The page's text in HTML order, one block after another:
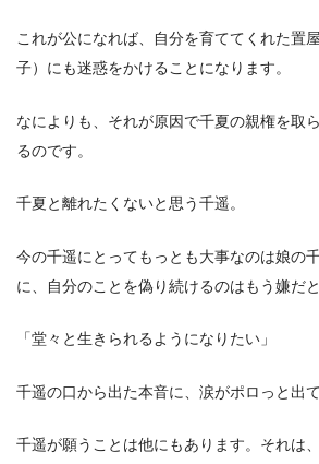
これが公になれば、自分を育ててくれた置
子）にも迷惑をかけることになります。
なによりも、それが原因で千夏の親権を取
るのです。
千夏と離れたくないと思う千遥。
今の千遥にとってもっとも大事なのは娘の
に、自分のことを偽り続けるのはもう嫌だ
「堂々と生きられるようになりたい」
千遥の口から出た本音に、涙がポロっと出
千遥が願うことは他にもあります。それは